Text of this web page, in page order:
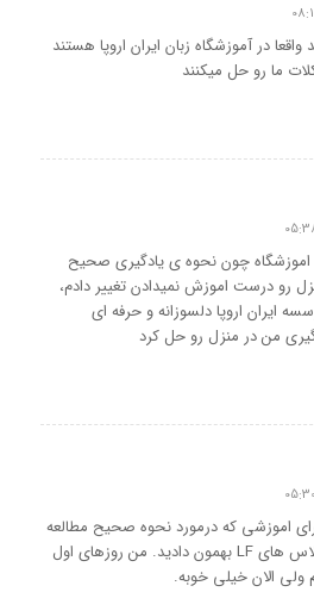
واقعا در آموزشگاه زبان ایران اروپا هستند
ما رو حل میکنند
چون نحوه ی یادگیری صحیح
رو درست اموزش نمیدادن تغییر دادم،
ایران اروپا دلسوزانه و حرفه ای
من در منزل رو حل کرد
اموزشی که درمورد نحوه صحیح مطالعه
در منزل با کلاس های LF بهمون دادید. من روزهای اول
الان خیلی خوبه.